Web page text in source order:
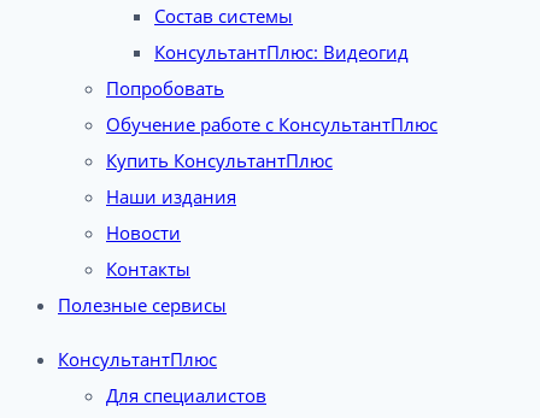
Состав системы
КонсультантПлюс: Видеогид
Попробовать
Обучение работе с КонсультантПлюс
Купить КонсультантПлюс
Наши издания
Новости
Контакты
Полезные сервисы
КонсультантПлюс
Для специалистов